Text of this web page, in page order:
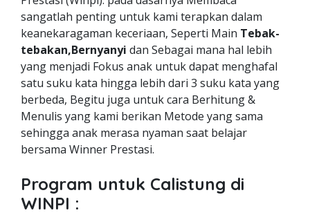
sangatlah penting untuk kami terapkan dalam
keanekaragaman keceriaan, Seperti Main Tebak-
tebakan,Bernyanyi dan Sebagai mana hal lebih
yang menjadi Fokus anak untuk dapat menghafal
satu suku kata hingga lebih dari 3 suku kata yang
berbeda, Begitu juga untuk cara Berhitung &
Menulis yang kami berikan Metode yang sama
sehingga anak merasa nyaman saat belajar
bersama Winner Prestasi.
Program untuk Calistung di
WINPI :